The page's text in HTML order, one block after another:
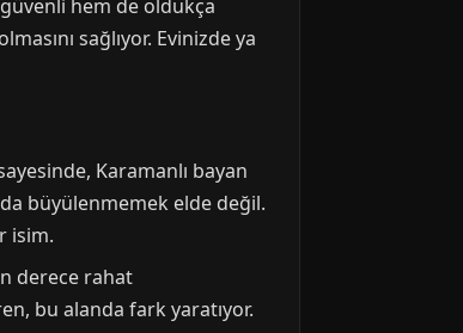
hem de oldukça
sağlıyor. Evinizde ya
Karamanlı bayan
büyülenmemek elde değil.
isim.
derece rahat
bu alanda fark yaratıyor.